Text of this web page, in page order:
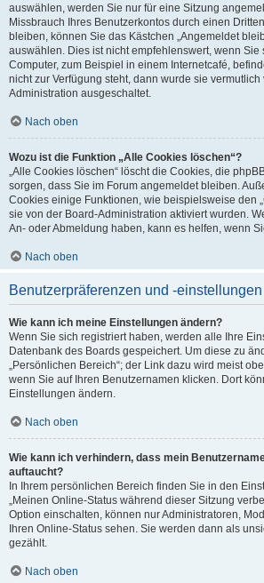
auswählen, werden Sie nur für eine Sitzung
Missbrauch Ihres Benutzerkontos durch einen
bleiben, können Sie das Kästchen „Angemeldet
auswählen. Dies ist nicht empfehlenswert, wenn Sie
Computer, zum Beispiel in einem Internetcafé,
nicht zur Verfügung steht, dann wurde sie
Administration ausgeschaltet.
Nach oben
Wozu ist die Funktion „Alle Cookies löschen“?
„Alle Cookies löschen“ löscht die Cookies, die
sorgen, dass Sie im Forum angemeldet bleiben.
Cookies einige Funktionen, wie beispielsweise den
sie von der Board-Administration aktiviert wurden.
An- oder Abmeldung haben, kann es helfen, wenn
Nach oben
Benutzerpräferenzen und -einstellungen
Wie kann ich meine Einstellungen ändern?
Wenn Sie sich registriert haben, werden alle Ihre
Datenbank des Boards gespeichert. Um diese zu
„Persönlichen Bereich“; der Link dazu wird meist
wenn Sie auf Ihren Benutzernamen klicken. Dort
Einstellungen ändern.
Nach oben
Wie kann ich verhindern, dass mein
auftaucht?
In Ihrem persönlichen Bereich finden Sie in den
„Meinen Online-Status während dieser Sitzung
Option einschalten, können nur Administratoren,
Ihren Online-Status sehen. Sie werden dann als
gezählt.
Nach oben